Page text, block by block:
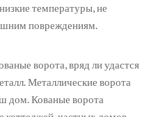
температуры, не
повреждениям.
ворота, вряд ли удастся
Металлические ворота
дом. Кованые ворота